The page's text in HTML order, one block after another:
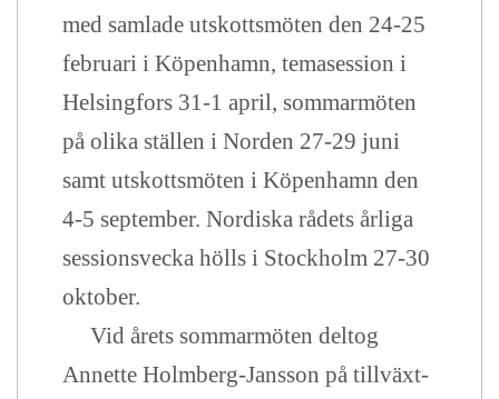
med samlade utskottsmöten den 24-25
februari i Köpenhamn, temasession i
Helsingfors 31-1 april, sommarmöten
på olika ställen i Norden 27-29 juni
samt utskottsmöten i Köpenhamn den
4-5 september. Nordiska rådets årliga
sessionsvecka hölls i Stockholm 27-30
oktober.
Vid årets sommarmöten deltog
Annette Holmberg-Jansson på tillväxt-